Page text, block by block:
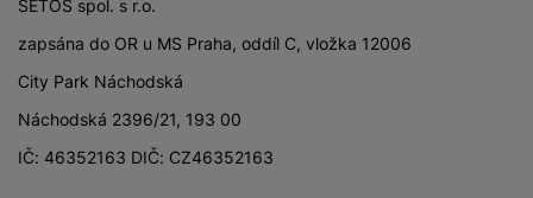
SETOS spol. s r.o.
zapsána do OR u MS Praha, oddíl C, vložka 12006
City Park Náchodská
Náchodská 2396/21, 193 00
IČ: 46352163 DIČ: CZ46352163